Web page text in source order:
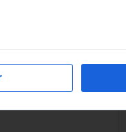
mulig
under
kan være